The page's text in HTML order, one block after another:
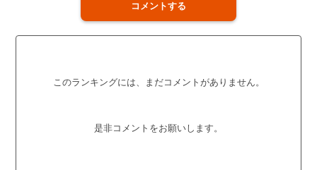
コメントする
このランキングには、まだコメントがありません。
是非コメントをお願いします。